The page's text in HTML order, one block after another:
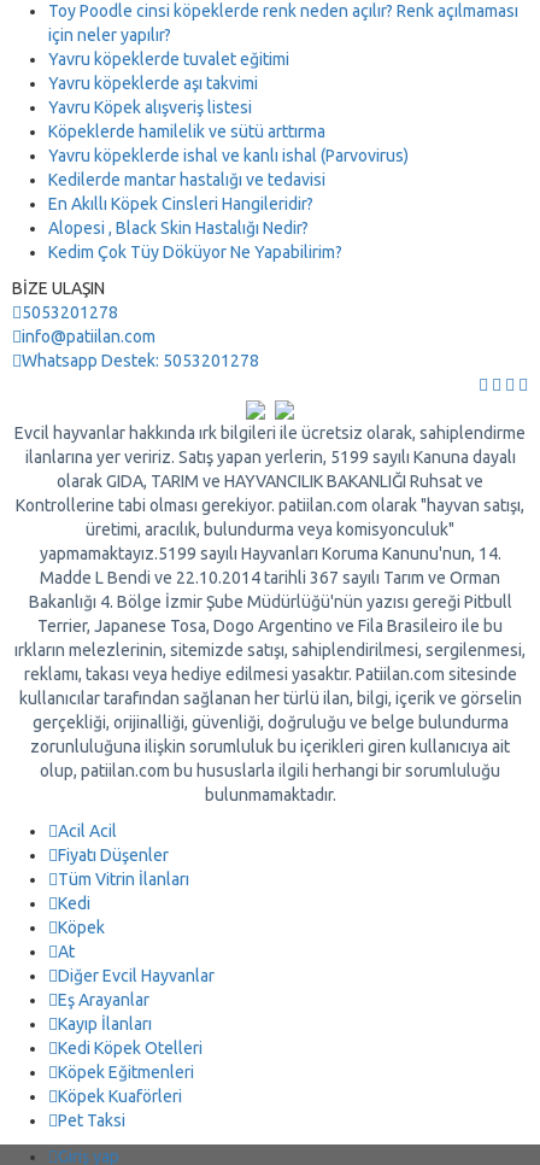
Toy Poodle cinsi köpeklerde renk neden açılır? Renk açılmaması
için neler yapılır?
Yavru köpeklerde tuvalet eğitimi
Yavru köpeklerde aşı takvimi
Yavru Köpek alışveriş listesi
Köpeklerde hamilelik ve sütü arttırma
Yavru köpeklerde ishal ve kanlı ishal (Parvovirus)
Kedilerde mantar hastalığı ve tedavisi
En Akıllı Köpek Cinsleri Hangileridir?
Alopesi , Black Skin Hastalığı Nedir?
Kedim Çok Tüy Döküyor Ne Yapabilirim?
BİZE ULAŞIN
5053201278
info@patiilan.com
Whatsapp Destek: 5053201278
Evcil hayvanlar hakkında ırk bilgileri ile ücretsiz olarak, sahiplendirme
ilanlarına yer veririz. Satış yapan yerlerin, 5199 sayılı Kanuna dayalı
olarak GIDA, TARIM ve HAYVANCILIK BAKANLIĞI Ruhsat ve
Kontrollerine tabi olması gerekiyor. patiilan.com olarak "hayvan satışı,
üretimi, aracılık, bulundurma veya komisyonculuk"
yapmamaktayız.5199 sayılı Hayvanları Koruma Kanunu'nun, 14.
Madde L Bendi ve 22.10.2014 tarihli 367 sayılı Tarım ve Orman
Bakanlığı 4. Bölge İzmir Şube Müdürlüğü'nün yazısı gereği Pitbull
Terrier, Japanese Tosa, Dogo Argentino ve Fila Brasileiro ile bu
ırkların melezlerinin, sitemizde satışı, sahiplendirilmesi, sergilenmesi,
reklamı, takası veya hediye edilmesi yasaktır. Patiilan.com sitesinde
kullanıcılar tarafından sağlanan her türlü ilan, bilgi, içerik ve görselin
gerçekliği, orijinalliği, güvenliği, doğruluğu ve belge bulundurma
zorunluluğuna ilişkin sorumluluk bu içerikleri giren kullanıcıya ait
olup, patiilan.com bu hususlarla ilgili herhangi bir sorumluluğu
bulunmamaktadır.
Acil Acil
Fiyatı Düşenler
Tüm Vitrin İlanları
Kedi
Köpek
At
Diğer Evcil Hayvanlar
Eş Arayanlar
Kayıp İlanları
Kedi Köpek Otelleri
Köpek Eğitmenleri
Köpek Kuaförleri
Pet Taksi
Giriş yap